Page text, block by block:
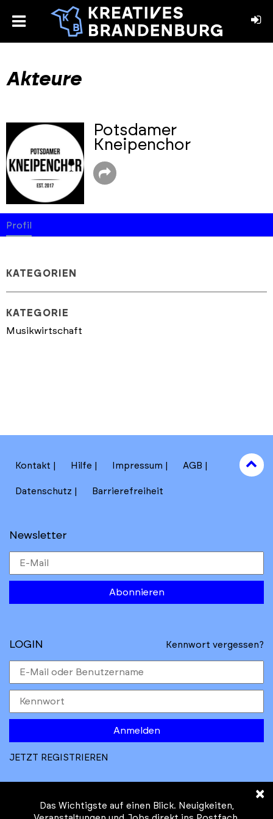
toggle
Akteure
Potsdamer
Kneipenchor
Profil
KATEGORIEN
KATEGORIE
Musikwirtschaft
Kontakt Hilfe Impressum AGB
Datenschutz Barrierefreiheit
Newsletter
Abonnieren
to
top
LOGIN Kennwort vergessen?
Anmelden
JETZT REGISTRIEREN
×
Das Wichtigste auf einen Blick. Neuigkeiten,